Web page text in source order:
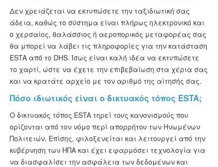
Δεν χρειάζεται να εκτυπώσετε την ταξιδιωτική σας
άδεια, καθώς το σύστημα είναι πλήρως ηλεκτρονικό και
ο χερσαίος, θαλάσσιος ή αεροπορικός μεταφορέας σας
θα μπορεί να λάβει τις πληροφορίες για την κατάσταση
ESTA από το DHS. Ίσως είναι καλή ιδέα να εκτυπώσετε
το χαρτί, ώστε να έχετε την επιβεβαίωση στα χέρια σας
και να κρατάτε αρχείο με τον αριθμό της αίτησής σας.
Πόσο ιδιωτικός είναι ο δικτυακός τόπος ESTA;
Ο δικτυακός τόπος ESTA τηρεί τους κανονισμούς που
ορίζονται από τον νόμο περί απορρήτου των Ηνωμένων
Πολιτειών. Επίσης, φιλοξενείται και λειτουργεί από την
κυβέρνηση των ΗΠΑ και έχει εφαρμόσει τεχνολογία για
να διασφαλίσει την ασφάλεια των δεδομένων και